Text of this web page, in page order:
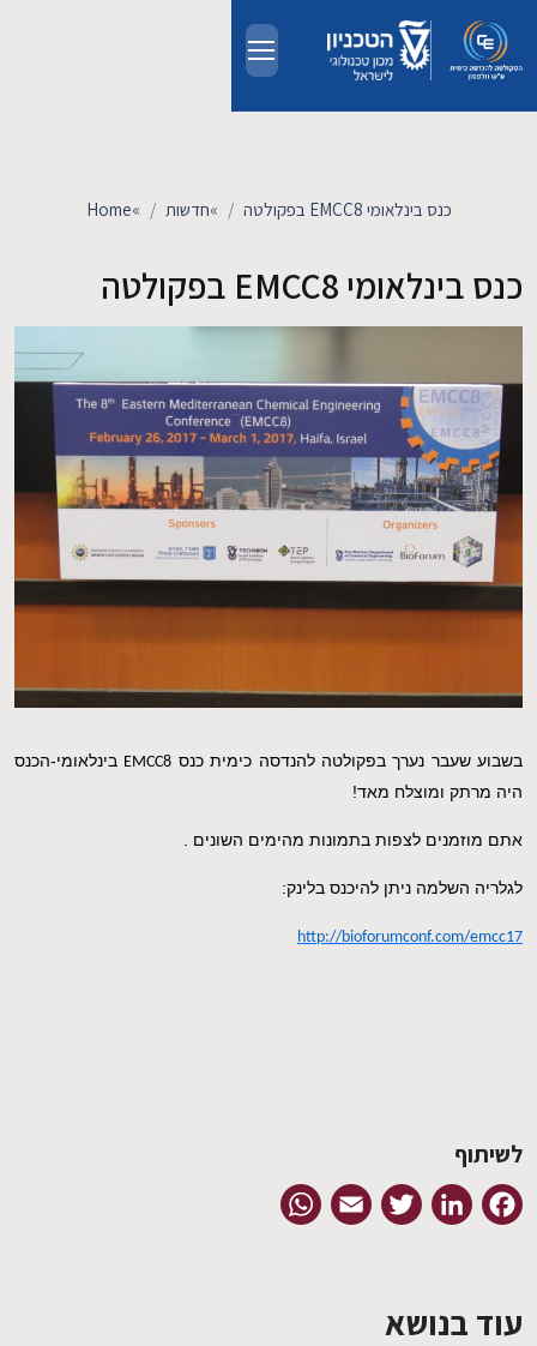
EN
מחקר
חדשות ואירועים
קשרי תעשייה
צרו קשר
Home» חדשות» כנס בינלאומי EMCC8 בפקולטה
כנס בינלאומי EMCC8 בפקולטה
בשבוע שעבר נערך בפקולטה להנדסה כימית כנס EMCC8 בינלאומי-הכנס
היה מרתק ומוצלח מאד!
אתם מוזמנים לצפות בתמונות מהימים השונים .
לגלריה השלמה ניתן להיכנס בלינק:
http://bioforumconf.com/emcc17
לשיתוף
Facebook
LinkedIn
Twitter
Email
עוד בנושא